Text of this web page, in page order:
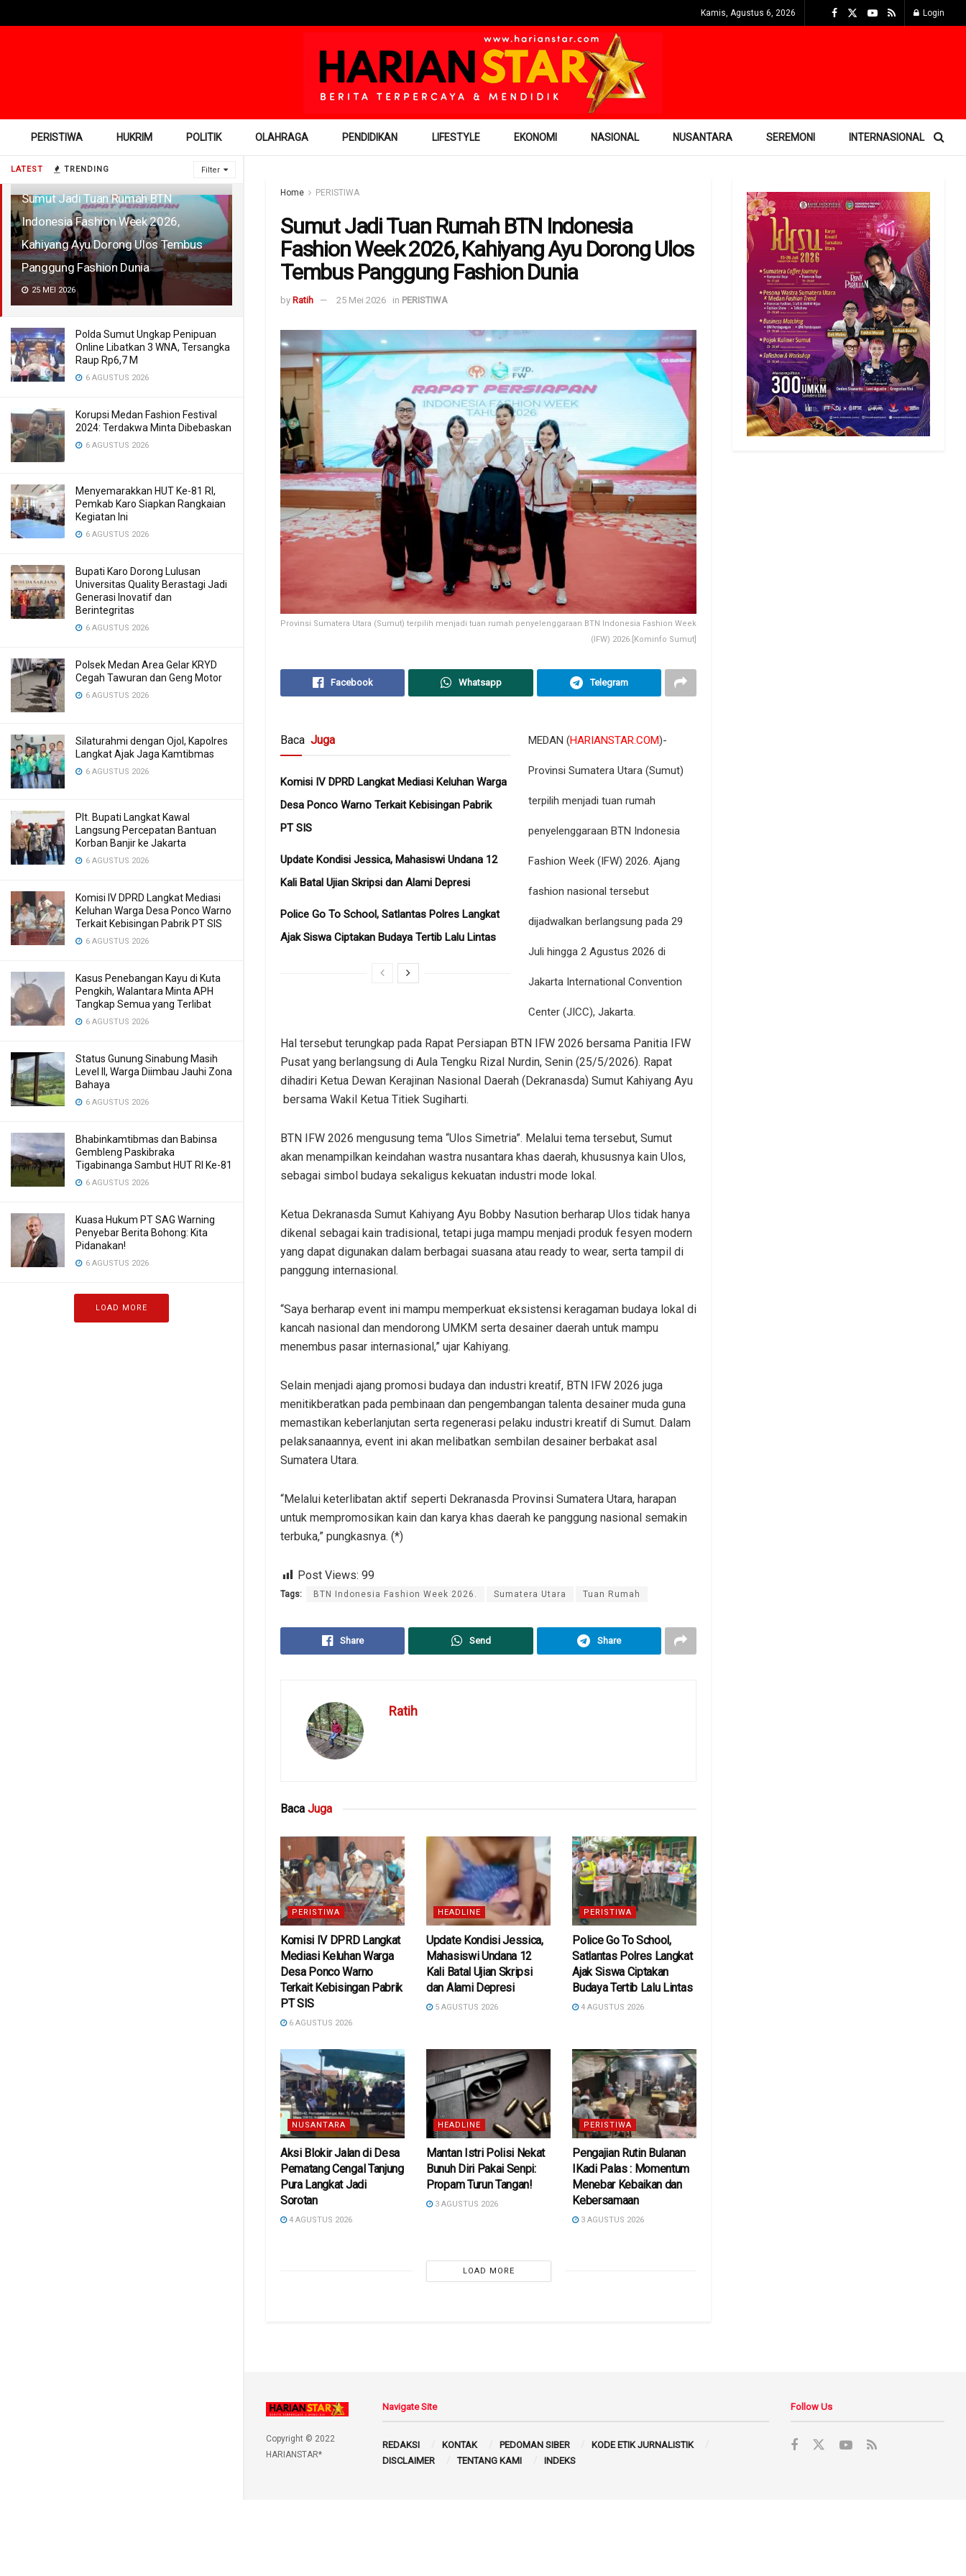
LATEST TRENDING Filter
Sumut Jadi Tuan Rumah BTN
Indonesia Fashion Week 2026,
Kahiyang Ayu Dorong Ulos Tembus
Panggung Fashion Dunia
25 MEI 2026
Polda Sumut Ungkap Penipuan
Online Libatkan 3 WNA, Tersangka
Raup Rp6,7 M
6 AGUSTUS 2026
Korupsi Medan Fashion Festival
2024: Terdakwa Minta Dibebaskan
6 AGUSTUS 2026
Menyemarakkan HUT Ke-81 RI,
Pemkab Karo Siapkan Rangkaian
Kegiatan Ini
6 AGUSTUS 2026
Bupati Karo Dorong Lulusan
Universitas Quality Berastagi Jadi
Generasi Inovatif dan
Berintegritas
6 AGUSTUS 2026
Polsek Medan Area Gelar KRYD
Cegah Tawuran dan Geng Motor
6 AGUSTUS 2026
Silaturahmi dengan Ojol, Kapolres
Langkat Ajak Jaga Kamtibmas
6 AGUSTUS 2026
Plt. Bupati Langkat Kawal
Langsung Percepatan Bantuan
Korban Banjir ke Jakarta
6 AGUSTUS 2026
Komisi IV DPRD Langkat Mediasi
Keluhan Warga Desa Ponco Warno
Terkait Kebisingan Pabrik PT SIS
6 AGUSTUS 2026
Kasus Penebangan Kayu di Kuta
Pengkih, Walantara Minta APH
Tangkap Semua yang Terlibat
6 AGUSTUS 2026
Status Gunung Sinabung Masih
Level II, Warga Diimbau Jauhi Zona
Bahaya
6 AGUSTUS 2026
Bhabinkamtibmas dan Babinsa
Gembleng Paskibraka
Tigabinanga Sambut HUT RI Ke-81
6 AGUSTUS 2026
Kuasa Hukum PT SAG Warning
Penyebar Berita Bohong: Kita
Pidanakan!
6 AGUSTUS 2026
LOAD MORE
Kamis, Agustus 6, 2026 Login
PERISTIWA HUKRIM POLITIK OLAHRAGA PENDIDIKAN LIFESTYLE EKONOMI NASIONAL NUSANTARA SEREMONI INTERNASIONAL
Home PERISTIWA
Sumut Jadi Tuan Rumah BTN Indonesia
Fashion Week 2026, Kahiyang Ayu Dorong Ulos
Tembus Panggung Fashion Dunia
by Ratih 25 Mei 2026 in PERISTIWA
Provinsi Sumatera Utara (Sumut) terpilih menjadi tuan rumah penyelenggaraan BTN Indonesia Fashion Week
(IFW) 2026.[Kominfo Sumut]
Facebook Whatsapp Telegram
Baca Juga
Komisi IV DPRD Langkat Mediasi Keluhan Warga
Desa Ponco Warno Terkait Kebisingan Pabrik
PT SIS
Update Kondisi Jessica, Mahasiswi Undana 12
Kali Batal Ujian Skripsi dan Alami Depresi
Police Go To School, Satlantas Polres Langkat
Ajak Siswa Ciptakan Budaya Tertib Lalu Lintas
MEDAN (HARIANSTAR.COM)-
Provinsi Sumatera Utara (Sumut)
terpilih menjadi tuan rumah
penyelenggaraan BTN Indonesia
Fashion Week (IFW) 2026. Ajang
fashion nasional tersebut
dijadwalkan berlangsung pada 29
Juli hingga 2 Agustus 2026 di
Jakarta International Convention
Center (JICC), Jakarta.
Hal tersebut terungkap pada Rapat Persiapan BTN IFW 2026 bersama Panitia IFW
Pusat yang berlangsung di Aula Tengku Rizal Nurdin, Senin (25/5/2026). Rapat
dihadiri Ketua Dewan Kerajinan Nasional Daerah (Dekranasda) Sumut Kahiyang Ayu
bersama Wakil Ketua Titiek Sugiharti.
BTN IFW 2026 mengusung tema “Ulos Simetria”. Melalui tema tersebut, Sumut
akan menampilkan keindahan wastra nusantara khas daerah, khususnya kain Ulos,
sebagai simbol budaya sekaligus kekuatan industri mode lokal.
Ketua Dekranasda Sumut Kahiyang Ayu Bobby Nasution berharap Ulos tidak hanya
dikenal sebagai kain tradisional, tetapi juga mampu menjadi produk fesyen modern
yang dapat digunakan dalam berbagai suasana atau ready to wear, serta tampil di
panggung internasional.
“Saya berharap event ini mampu memperkuat eksistensi keragaman budaya lokal di
kancah nasional dan mendorong UMKM serta desainer daerah untuk mampu
menembus pasar internasional,” ujar Kahiyang.
Selain menjadi ajang promosi budaya dan industri kreatif, BTN IFW 2026 juga
menitikberatkan pada pembinaan dan pengembangan talenta desainer muda guna
memastikan keberlanjutan serta regenerasi pelaku industri kreatif di Sumut. Dalam
pelaksanaannya, event ini akan melibatkan sembilan desainer berbakat asal
Sumatera Utara.
“Melalui keterlibatan aktif seperti Dekranasda Provinsi Sumatera Utara, harapan
untuk mempromosikan kain dan karya khas daerah ke panggung nasional semakin
terbuka,” pungkasnya. (*)
Post Views: 99
Tags: BTN Indonesia Fashion Week 2026. Sumatera Utara Tuan Rumah
Share Send Share
Ratih
Baca Juga
PERISTIWA
Komisi IV DPRD Langkat
Mediasi Keluhan Warga
Desa Ponco Warno
Terkait Kebisingan Pabrik
PT SIS
6 AGUSTUS 2026
HEADLINE
Update Kondisi Jessica,
Mahasiswi Undana 12
Kali Batal Ujian Skripsi
dan Alami Depresi
5 AGUSTUS 2026
PERISTIWA
Police Go To School,
Satlantas Polres Langkat
Ajak Siswa Ciptakan
Budaya Tertib Lalu Lintas
4 AGUSTUS 2026
NUSANTARA
Aksi Blokir Jalan di Desa
Pematang Cengal Tanjung
Pura Langkat Jadi
Sorotan
4 AGUSTUS 2026
HEADLINE
Mantan Istri Polisi Nekat
Bunuh Diri Pakai Senpi:
Propam Turun Tangan!
3 AGUSTUS 2026
PERISTIWA
Pengajian Rutin Bulanan
IKadi Palas : Momentum
Menebar Kebaikan dan
Kebersamaan
3 AGUSTUS 2026
LOAD MORE
Copyright © 2022
HARIANSTAR*
Navigate Site
REDAKSI KONTAK PEDOMAN SIBER
KODE ETIK JURNALISTIK
DISCLAIMER
TENTANG KAMI INDEKS
Follow Us